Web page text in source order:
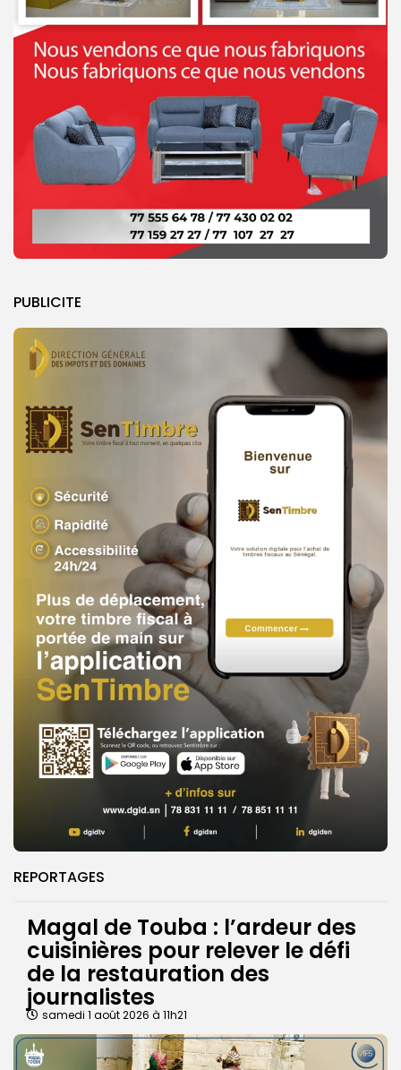
PUBLICITE
REPORTAGES
Magal de Touba : l’ardeur des
cuisinières pour relever le défi
de la restauration des
journalistes
samedi 1 août 2026 à 11h21